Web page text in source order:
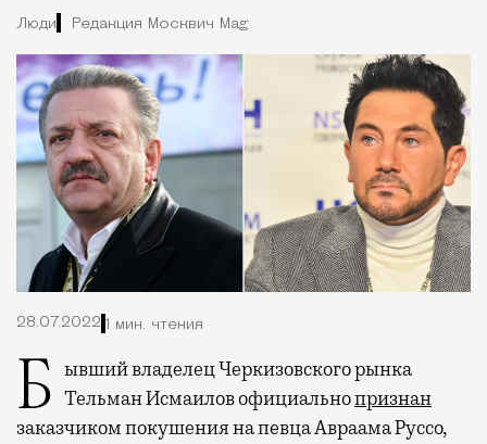
Люди Редакция Москвич Mag
28.07.2022 1 мин. чтения
Бывший владелец Черкизовского рынка Тельман Исмаилов официальнопризнан
заказчиком покушения на певца Авраама Руссо,